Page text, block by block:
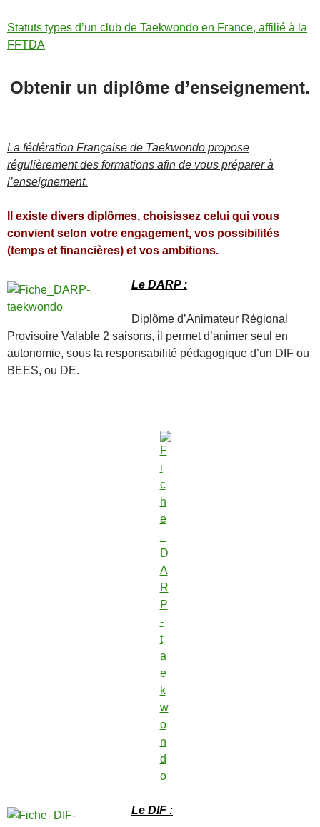
Statuts types d’un club de Taekwondo en France, affilié à la
FFTDA
Obtenir un diplôme d’enseignement.
La fédération Française de Taekwondo propose
régulièrement des formations afin de vous préparer à
l’enseignement.
Il existe divers diplômes, choisissez celui qui vous
convient selon votre engagement, vos possibilités
(temps et financières) et vos ambitions.
Le DARP :
Diplôme d’Animateur Régional
Provisoire Valable 2 saisons, il permet d’animer seul en
autonomie, sous la responsabilité pédagogique d’un DIF ou
BEES, ou DE.
Le DIF :